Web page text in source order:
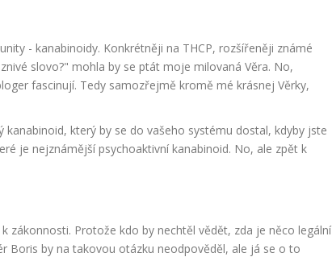
- kanabinoidy. Konkrétněji na THCP, rozšířeněji známé
slovo?" mohla by se ptát moje milovaná Věra. No,
fascinují. Tedy samozřejmě kromě mé krásnej Věrky,
který by se do vašeho systému dostal, kdyby jste
je nejznámější psychoaktivní kanabinoid. No, ale zpět k
zákonnosti. Protože kdo by nechtěl vědět, zda je něco legální
Boris by na takovou otázku neodpověděl, ale já se o to